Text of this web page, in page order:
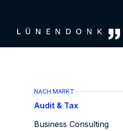
NACH MARKT
Audit & Tax
Business Consulting